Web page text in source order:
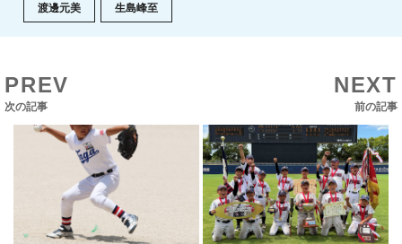
渡邊元美 生島峰至
PREV
次の記事
NEXT
前の記事